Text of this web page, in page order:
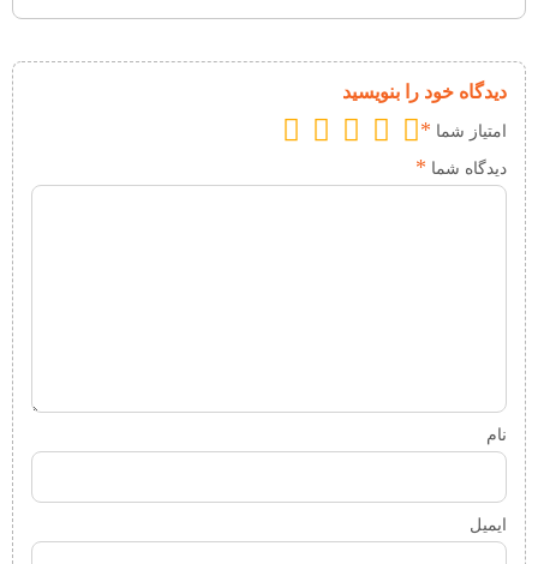
دیدگاه خود را بنویسید
امتیاز شما *
دیدگاه شما *
نام
ایمیل